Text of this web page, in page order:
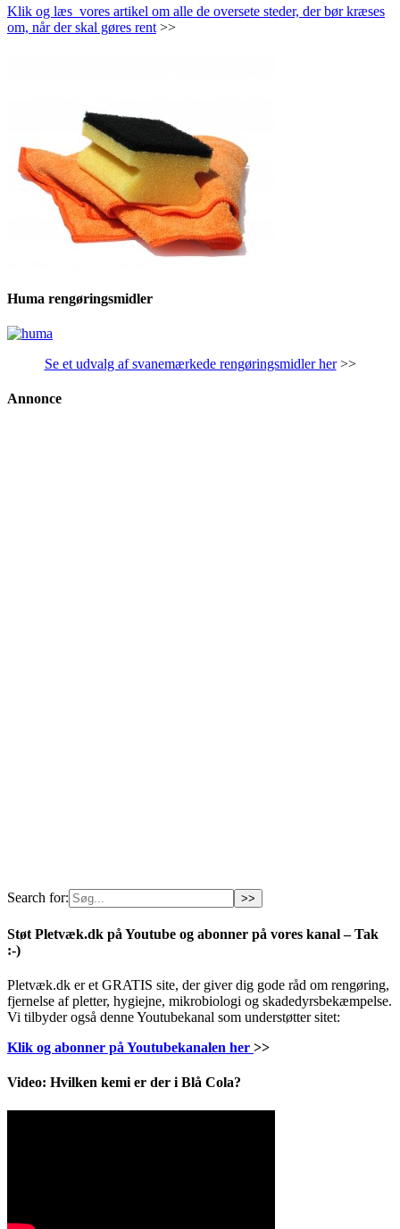
Klik og læs vores artikel om alle de oversete steder, der bør kræses
om, når der skal gøres rent >>
Huma rengøringsmidler
Se et udvalg af svanemærkede rengøringsmidler her>>
Annonce
Search for:
Støt Pletvæk.dk på Youtube og abonner på vores kanal – Tak
:-)
Pletvæk.dk er et GRATIS site, der giver dig gode råd om rengøring,
fjernelse af pletter, hygiejne, mikrobiologi og skadedyrsbekæmpelse.
Vi tilbyder også denne Youtubekanal som understøtter sitet:
Klik og abonner på Youtubekanalen her >>
Video: Hvilken kemi er der i Blå Cola?